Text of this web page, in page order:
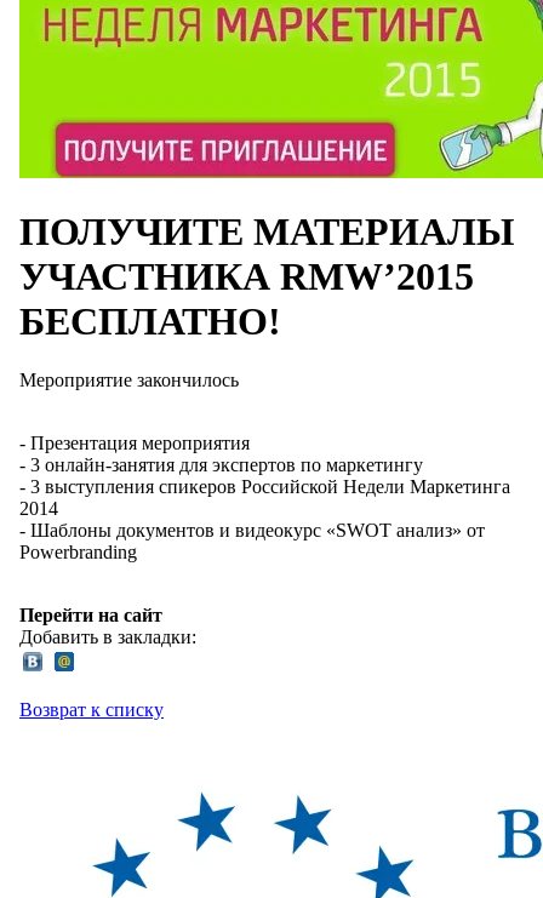
ПОЛУЧИТЕ МАТЕРИАЛЫ
УЧАСТНИКА RMW’2015
БЕСПЛАТНО!
Мероприятие закончилось
- Презентация мероприятия
- 3 онлайн-занятия для экспертов по маркетингу
- 3 выступления спикеров Российской Недели Маркетинга
2014
- Шаблоны документов и видеокурс «SWOT анализ» от
Powerbranding
Перейти на сайт
Добавить в закладки:
Возврат к списку